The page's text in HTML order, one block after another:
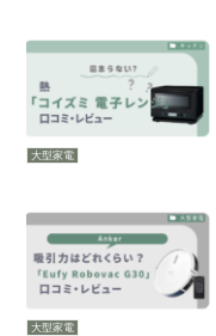
大型家電
大型家電